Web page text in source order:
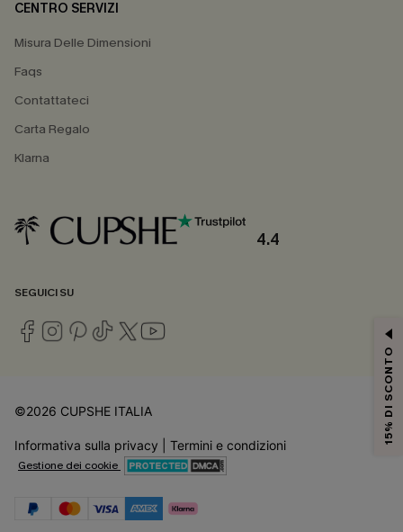
CENTRO SERVIZI
Misura Delle Dimensioni
Faqs
Contattateci
Carta Regalo
Klarna
4.4
SEGUICI SU
©2026 CUPSHE ITALIA
Informativa sulla privacy Termini e condizioni
Gestione dei cookie
15% DI SCONTO